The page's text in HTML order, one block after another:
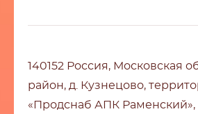
140152 Россия, Московская
район, д. Кузнецово,
«Продснаб АПК Раменский»,